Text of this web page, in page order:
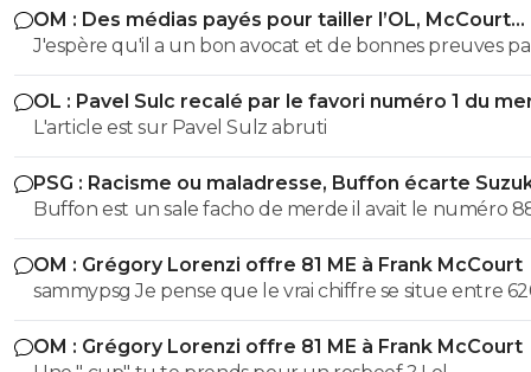
OM : Des médias payés pour tailler l’OL, McCourt
accusé
J'espère qu'il a un bon avocat et de bonnes preuves
qu'il va vite exploser en vol avec ses différentes
OL : Pavel Sulc recalé par le favori numéro 1 du
L'article est sur Pavel Sulz abruti
PSG : Racisme ou maladresse, Buffon écarte
Buffon est un sale facho de merde il avait le numéro
cetait pas un hasard...
OM : Grégory Lorenzi offre 81 ME à Frank McCourt
sammypsg Je pense que le vrai chiffre se situe entre
700 M
OM : Grégory Lorenzi offre 81 ME à Frank McCourt